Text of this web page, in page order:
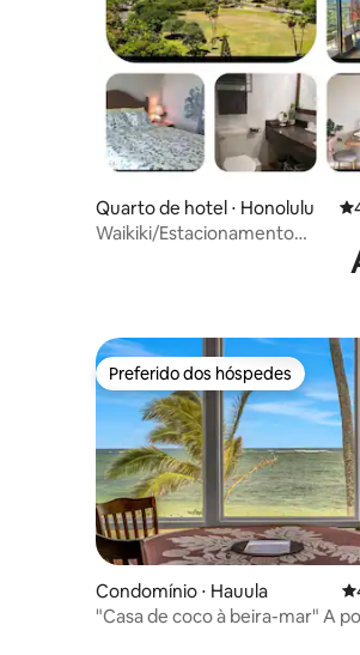
Quarto de hotel ⋅ Honolulu
Waikiki/Estacionamento
gratuito/Piscina/fitness/vista
Preferido dos hóspedes
Preferido dos hóspedes
Condomínio ⋅ Hauula
"Casa de coco à beira-mar" A